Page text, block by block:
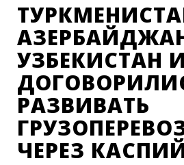
УЗБЕКИСТАН
РАЗВИВАТЬ
ЧЕРЕЗ